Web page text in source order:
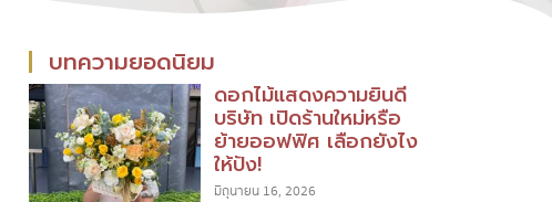
บทความยอดนิยม
ดอกไม้แสดงความยินดี
บริษัท เปิดร้านใหม่หรือ
ย้ายออฟฟิศ เลือกยังไง
ให้ปัง!
มิถุนายน 16, 2026